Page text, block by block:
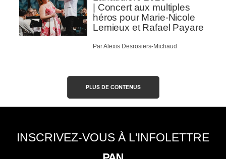
| Concert aux multiples
héros pour Marie-Nicole
Lemieux et Rafael Payare
Par Alexis Desrosiers-Michaud
PLUS DE CONTENUS
INSCRIVEZ-VOUS À L'INFOLETTRE